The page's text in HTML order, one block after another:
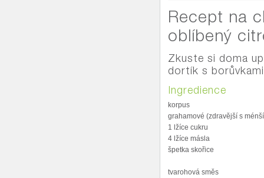
Recept na
oblíbený
Zkuste si doma
dortík s borůvkami
Ingredience
korpus
grahamové (zdravější s
1 lžíce cukru
4 lžíce másla
špetka skořice
tvarohová směs